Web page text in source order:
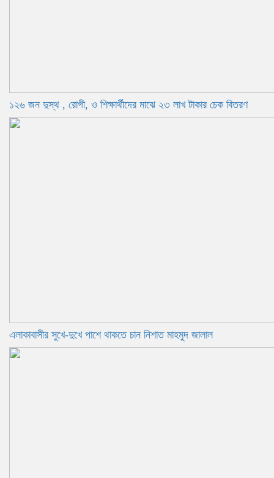
১২৬ জন দুস্থ , রোগী, ও শিক্ষার্থীদের মাঝে ২৩ লাখ টাকার চেক বিতরণ
এলাকাবাসীর সুখে-দুখে পাশে থাকতে চান নিশাত মাহমুদ জালাল